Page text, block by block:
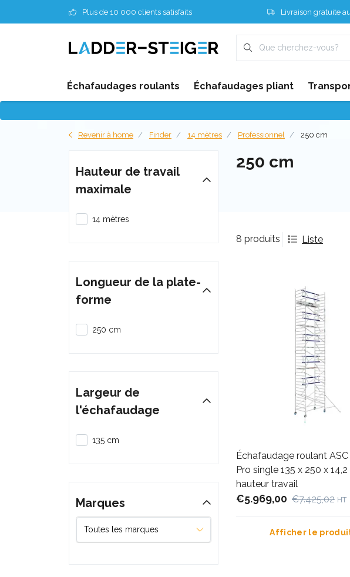
Plus de 10 000 clients satisfaits Livraison gratuite
Échafaudages roulants Échafaudages pliant
Revenir à home Finder 14 mètres Professionnel 250 cm
250 cm
8 produits Liste
Échafaudage roulant ASC
Pro single 135 x 250 x
hauteur travail
€5.969,00 €7.425,02 HT
Afficher le
Hauteur de travail
maximale
14 mètres
Longueur de la plate-
forme
250 cm
Largeur de
l'échafaudage
135 cm
Marques